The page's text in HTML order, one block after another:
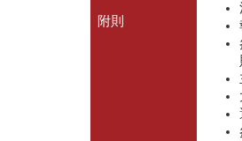
附則